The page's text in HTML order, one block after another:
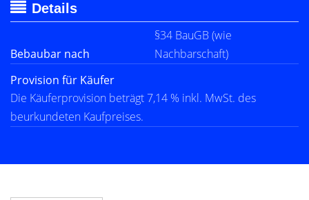
Details
Bebaubar nach
§34 BauGB (wie
Nachbarschaft)
Provision für Käufer
Die Käuferprovision beträgt 7,14 % inkl. MwSt. des
beurkundeten Kaufpreises.